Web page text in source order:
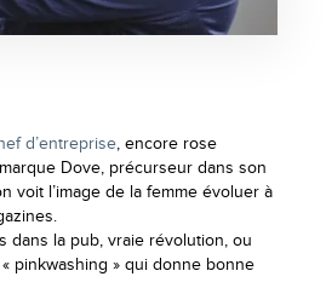
d’entreprise, encore rose
Dove, précurseur dans son
voit l’image de la femme évoluer à
dans la pub, vraie révolution, ou
pinkwashing » qui donne bonne